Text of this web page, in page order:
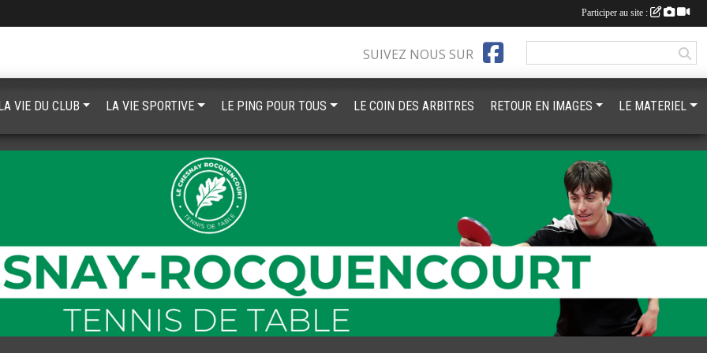
SUIVEZ NOUS SUR
VIE DU CLUB LA VIE SPORTIVE LE PING POUR TOUS LE COIN DES ARBITRES RETOUR EN IMAGES LE MATERIEL
Participer au site :